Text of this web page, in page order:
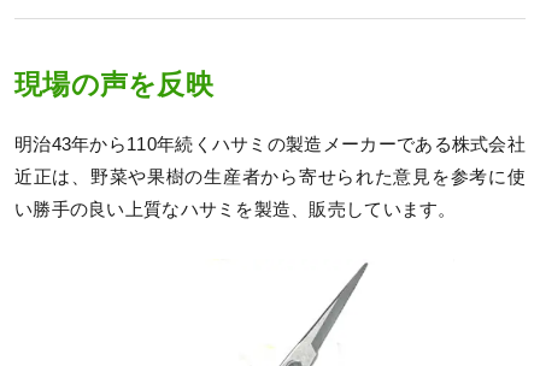
現場の声を反映
明治43年から110年続くハサミの製造メーカーである株式会社
近正は、野菜や果樹の生産者から寄せられた意見を参考に使
い勝手の良い上質なハサミを製造、販売しています。